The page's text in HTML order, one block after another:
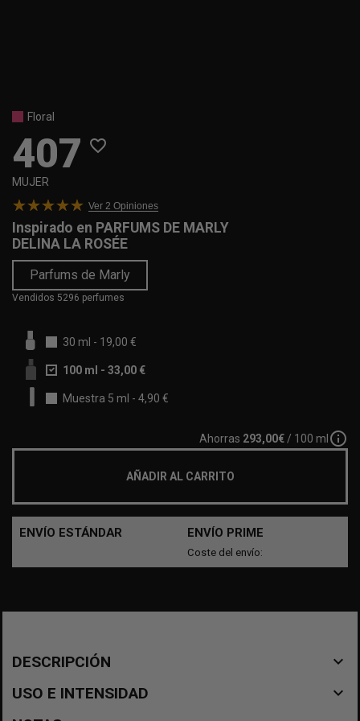
Floral
407 favorite_border
MUJER
Ver 2 Opiniones
Inspirado en PARFUMS DE MARLY
DELINA LA ROSÉE
Parfums de Marly
Vendidos 5296 perfumes
30 ml - 19,00 €
100 ml - 33,00 €
Muestra 5 ml - 4,90 €
Ahorras 293,00€ / 100 mlinfo_outline
AÑADIR AL CARRITO
ENVÍO ESTÁNDAR ENVÍO PRIME
Coste del envío:
DESCRIPCIÓN navigate_before
USO E INTENSIDAD navigate_before